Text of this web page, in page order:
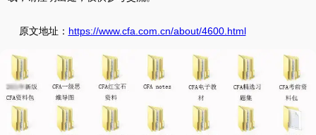
原文地址： https://www.cfa.com.cn/about/4600.html